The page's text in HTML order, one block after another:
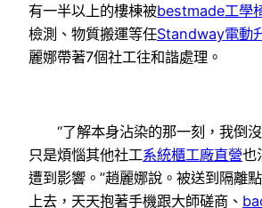
有一半以上的樓棟被bestmade工學
檢測、物質搬運等任Standway電動
麗娜帶著7個社工往和諧處理。
“了解本身沾染的那一刻，我倒沒
只是煩惱其他社工系統櫃工廠直營也
遭到影響。”趙麗娜說。被送到隔離
上去，天天抱著手機跟大師磋商、